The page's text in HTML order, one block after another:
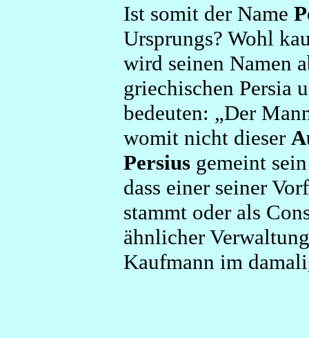
Ist somit der Name
Ursprungs? Wohl
wird seinen Namen
griechischen Persia
bedeuten: „Der
womit nicht dieser
Persius gemeint
dass einer seiner
stammt oder als
ähnlicher
Kaufmann im